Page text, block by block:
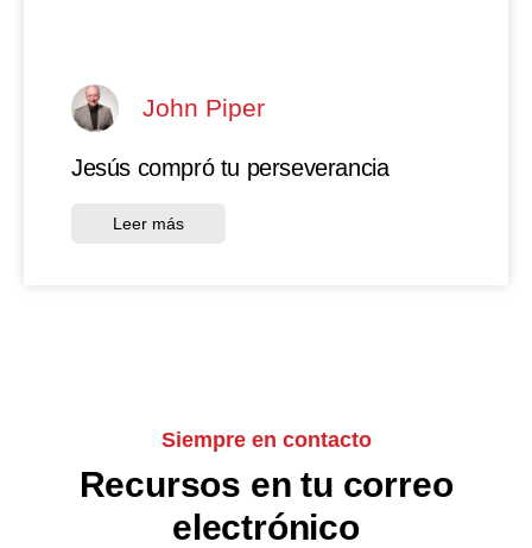
John Piper
Jesús compró tu perseverancia
Leer más
Siempre en contacto
Recursos en tu correo
electrónico